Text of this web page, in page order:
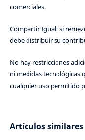
comerciales.
Compartir Igual: si
debe distribuir su
No hay restricciones
ni medidas tecnológicas
cualquier uso permitido
Artículos similares